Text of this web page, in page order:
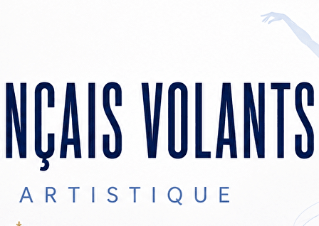
?>
Images de la page d'accueil
Cliquez pour éditer